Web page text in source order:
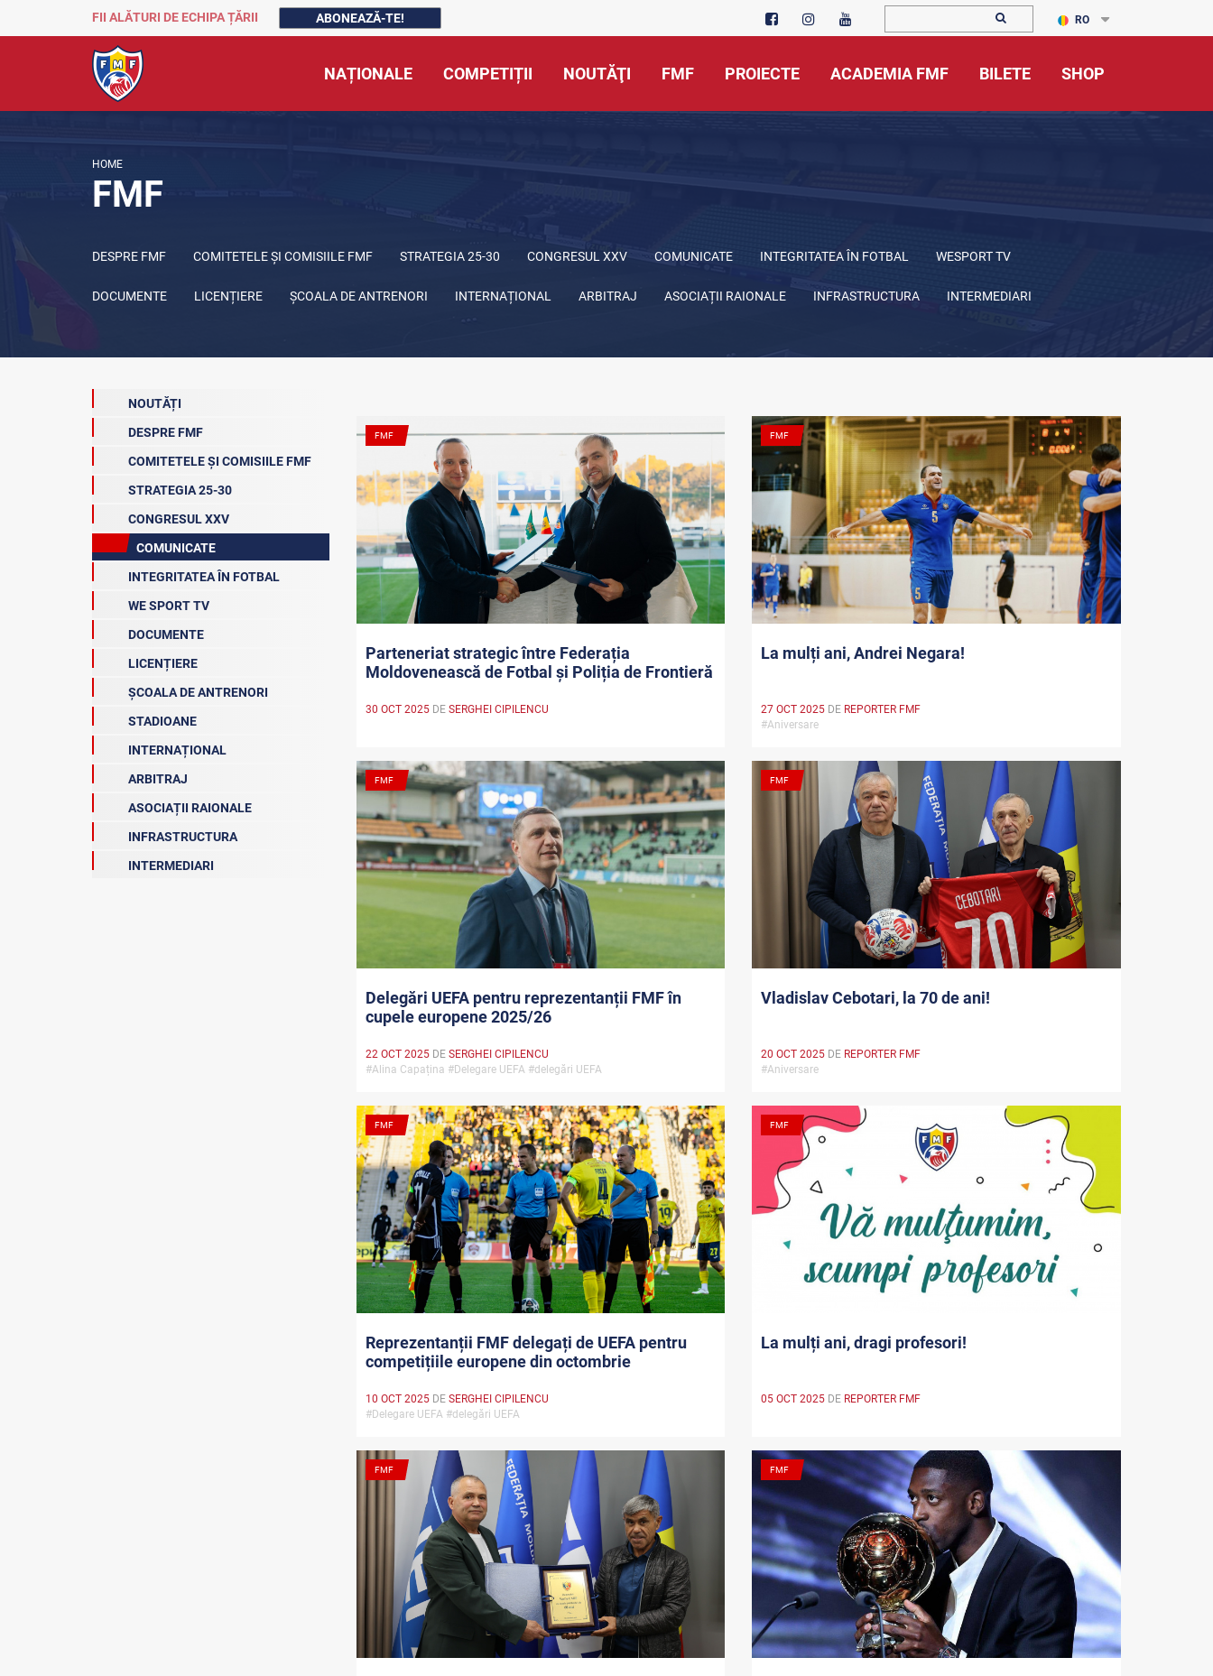
FII ALĂTURI DE ECHIPA ȚĂRII ABONEAZĂ-TE! RO
NAȚIONALE COMPETIȚII NOUTĂŢI FMF PROIECTE ACADEMIA FMF BILETE SHOP
HOME
FMF
DESPRE FMF COMITETELE ȘI COMISIILE FMF STRATEGIA 25-30 CONGRESUL XXV COMUNICATE INTEGRITATEA ÎN FOTBAL WESPORT TV
DOCUMENTE LICENȚIERE ŞCOALA DE ANTRENORI INTERNAȚIONAL ARBITRAJ ASOCIAȚII RAIONALE INFRASTRUCTURA INTERMEDIARI
NOUTĂȚI
DESPRE FMF
COMITETELE ȘI COMISIILE FMF
STRATEGIA 25-30
CONGRESUL XXV
COMUNICATE
INTEGRITATEA ÎN FOTBAL
WE SPORT TV
DOCUMENTE
LICENȚIERE
ŞCOALA DE ANTRENORI
STADIOANE
INTERNAȚIONAL
ARBITRAJ
ASOCIAȚII RAIONALE
INFRASTRUCTURA
INTERMEDIARI
FMF
Parteneriat strategic între Federația
Moldovenească de Fotbal și Poliția de Frontieră
30 OCT 2025DE SERGHEI CIPILENCU
FMF
La mulți ani, Andrei Negara!
27 OCT 2025 DE REPORTER FMF
#Aniversare
FMF
Delegări UEFA pentru reprezentanții FMF în
cupele europene 2025/26
22 OCT 2025DE SERGHEI CIPILENCU
#Alina Capațina #Delegare UEFA #delegări UEFA
FMF
Vladislav Cebotari, la 70 de ani!
20 OCT 2025 DE REPORTER FMF
#Aniversare
FMF
Reprezentanții FMF delegați de UEFA pentru
competițiile europene din octombrie
10 OCT 2025DE SERGHEI CIPILENCU
#Delegare UEFA #delegări UEFA
FMF
La mulți ani, dragi profesori!
05 OCT 2025 DE REPORTER FMF
FMF FMF